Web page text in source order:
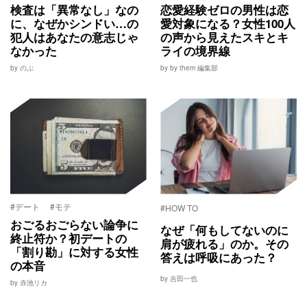
検査は「異常なし」なの
に、なぜかシンドい…の
犯人はあなたの意志じゃ
なかった
by のぶ
恋愛経験ゼロの男性は恋
愛対象になる？女性100人
の声から見えたスキとキ
ライの境界線
by by them 編集部
#デート #モテ
おごるおごらない論争に
終止符か？初デートの
「割り勘」に対する女性
の本音
by 赤池リカ
#HOW TO
なぜ「何もしてないのに
肩が疲れる」のか。その
答えは呼吸にあった？
by 吉田一也